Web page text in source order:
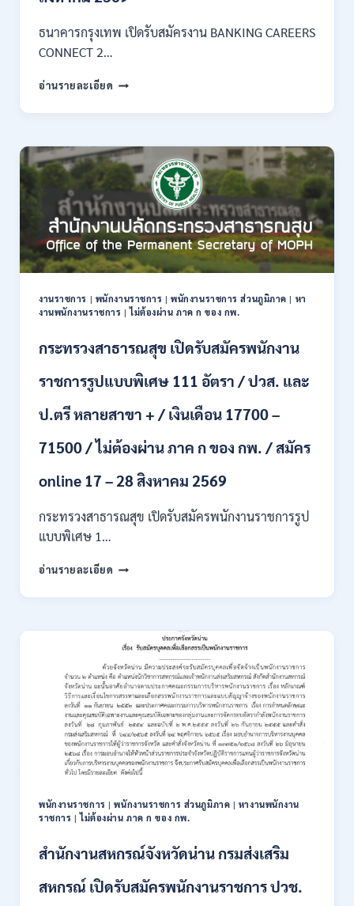
–
ธนาคารกรุงเทพ เปิดรับสมัครงาน BANKING CAREERS
CONNECT 2…
อ่านรายละเอียด ธนาคาร
เปิด
สมัคร
งาน
40
ตำแหน่ง
/
ปริญญา
ตรี
หลาย
ขึ้น
ไป
ยินดี
นักศึกษา
ใหม่
สมัคร
8
งานราชการ | พนักงานราชการ |พนักงานราชการ ส่วนภูมิภาค | หา
งานพนักงานราชการ |ไม่ต้องผ่าน ภาค ก ของ กพ.
กระทรวงสาธารณสุข เปิดรับสมัครพนักงาน
ราชการรูปแบบพิเศษ 111 อัตรา / ปวส. และ
ป.ตรี หลายสาขา + / เงินเดือน 17700 –
71500 / ไม่ต้องผ่าน ภาค ก ของ กพ. / สมัคร
online 17 – 28 สิงหาคม 2569
กระทรวงสาธารณสุข เปิดรับสมัครพนักงานราชการรูป
แบบพิเศษ 1…
อ่านรายละเอียด กระทรวง
เปิด
สมัคร
พนักงาน
ราชการ
รูป
แบบ
พิเศษ
111
อัตรา
/
ปวส.
ป.ตรี
หลาย
+
เงิน
พนักงานราชการ |พนักงานราชการ ส่วนภูมิภาค | หางานพนักงาน
ราชการ |ไม่ต้องผ่าน ภาค ก ของ กพ.
สำนักงานสหกรณ์จังหวัดน่าน กรมส่งเสริม
สหกรณ์ เปิดรับสมัครพนักงานราชการ ปวช.